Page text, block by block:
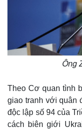
Quan sát
Cuộc sống đó đây
Hồ sơ
Ông
Theo Cơ quan tình
giao tranh với quân
độc lập số 94 của
cách biên giới